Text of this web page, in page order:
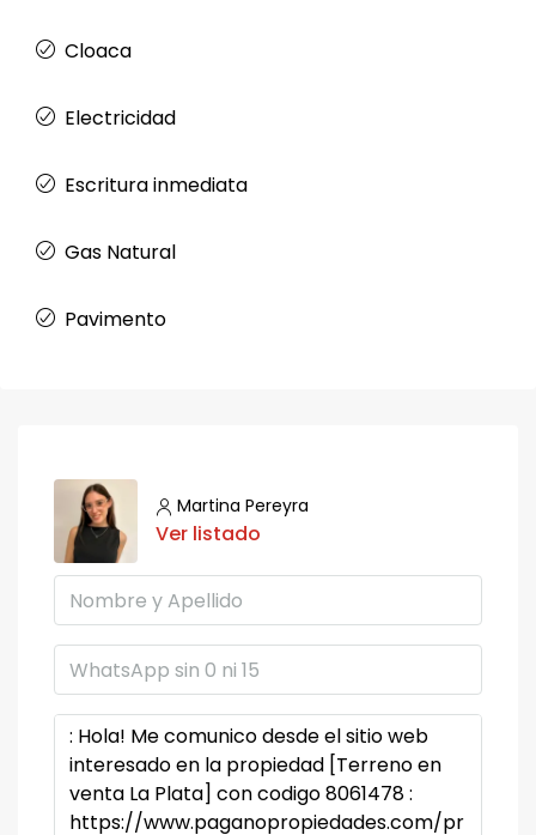
Cloaca
Electricidad
Escritura inmediata
Gas Natural
Pavimento
Martina Pereyra
Ver listado